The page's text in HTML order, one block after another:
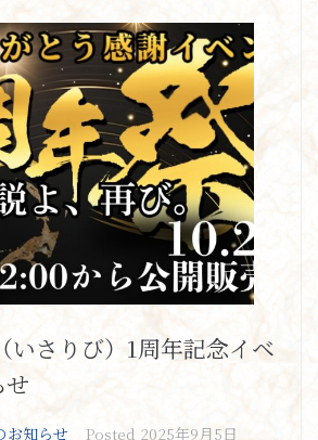
いさりび）1周年記念イベ
せ
お知らせ Posted 2025年9月5日